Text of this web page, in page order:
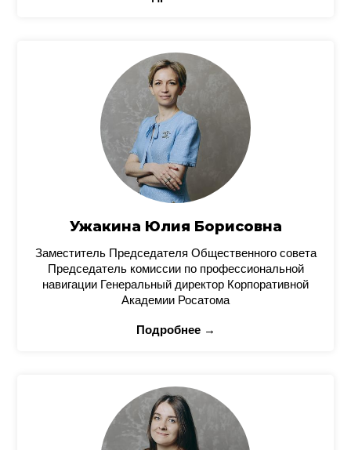
Ужакина Юлия Борисовна
Заместитель Председателя Общественного совета
Председатель комиссии по профессиональной
навигации Генеральный директор Корпоративной
Академии Росатома
Подробнее →